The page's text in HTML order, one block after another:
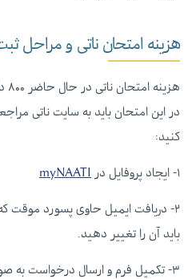
هزینه امتحان ناتی و مراحل
در این امتحان باید به سایت ناتی
کنید:
۱- ایجاد پروفایل در myNAATI
۲- دریافت ایمیل حاوی پسورد موقت
باید آن را تغییر دهید.
۳- تکمیل فرم و ارسال درخواست به